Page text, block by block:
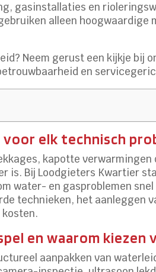
gasinstallaties en
alleen
Neem gerust een kijkje bij
en
elk technisch
kapotte
is. Bij Loodgieters Kwartier
water- en gasproblemen
technieken, het aanleggen
en waarom
aanpakken van